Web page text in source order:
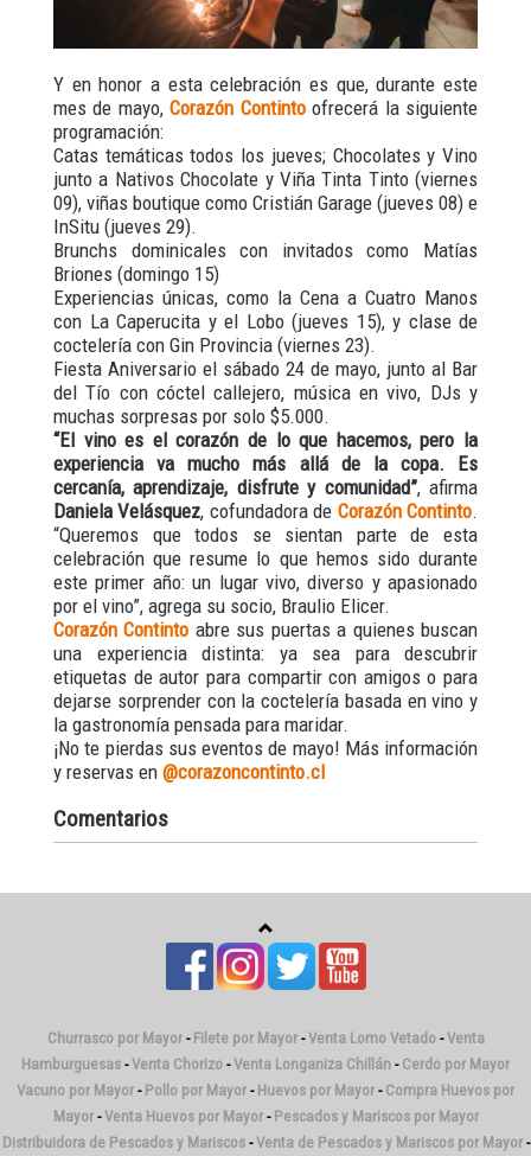
Y en honor a esta celebración es que, durante este
mes de mayo,Corazón Contintoofrecerá la siguiente
programación:
Catas temáticas todos los jueves; Chocolates y Vino
junto a Nativos Chocolate y Viña Tinta Tinto (viernes
09), viñas boutique como Cristián Garage (jueves 08) e
InSitu (jueves 29).
Brunchs dominicales con invitados como Matías
Briones (domingo 15)
Experiencias únicas, como la Cena a Cuatro Manos
con La Caperucita y el Lobo (jueves 15), y clase de
coctelería con Gin Provincia (viernes 23).
Fiesta Aniversario el sábado 24 de mayo, junto al Bar
del Tío con cóctel callejero, música en vivo, DJs y
muchas sorpresas por solo $5.000.
“El vino es el corazón de lo que hacemos, pero la
experiencia va mucho más allá de la copa. Es
cercanía, aprendizaje, disfrute y comunidad”, afirma
Daniela Velásquez, cofundadora de Corazón Continto.
“Queremos que todos se sientan parte de esta
celebración que resume lo que hemos sido durante
este primer año: un lugar vivo, diverso y apasionado
por el vino”, agrega su socio, Braulio Elicer.
Corazón Continto abre sus puertas a quienes buscan
una experiencia distinta: ya sea para descubrir
etiquetas de autor para compartir con amigos o para
dejarse sorprender con la coctelería basada en vino y
la gastronomía pensada para maridar.
¡No te pierdas sus eventos de mayo! Más información
y reservas en @corazoncontinto.cl
Comentarios
Churrasco por Mayor- Filete por Mayor-Venta Lomo Vetado-Venta
Hamburguesas -Venta Chorizo -Venta Longaniza Chillán - Cerdo por Mayor
Vacuno por Mayor - Pollo por Mayor - Huevos por Mayor - Compra Huevos por
Mayor-Venta Huevos por Mayor- Pescados y Mariscos por Mayor
Distribuidora de Pescados y Mariscos-Venta de Pescados y Mariscos por Mayor-